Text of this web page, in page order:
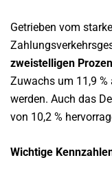
Getrieben vom
zweistelligen
Zuwachs um 11,9
werden. Auch das
von 10,2 %
Wichtige